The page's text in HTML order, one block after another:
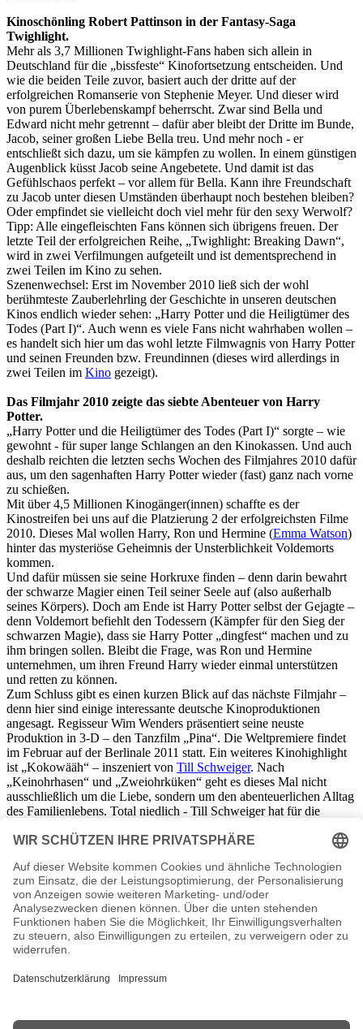
Kinoschönling Robert Pattinson in der Fantasy-Saga
Twighlight.
Mehr als 3,7 Millionen Twighlight-Fans haben sich allein in
Deutschland für die „bissfeste“ Kinofortsetzung entscheiden. Und
wie die beiden Teile zuvor, basiert auch der dritte auf der
erfolgreichen Romanserie von Stephenie Meyer. Und dieser wird
von purem Überlebenskampf beherrscht. Zwar sind Bella und
Edward nicht mehr getrennt – dafür aber bleibt der Dritte im Bunde,
Jacob, seiner großen Liebe Bella treu. Und mehr noch - er
entschließt sich dazu, um sie kämpfen zu wollen. In einem günstigen
Augenblick küsst Jacob seine Angebetete. Und damit ist das
Gefühlschaos perfekt – vor allem für Bella. Kann ihre Freundschaft
zu Jacob unter diesen Umständen überhaupt noch bestehen bleiben?
Oder empfindet sie vielleicht doch viel mehr für den sexy Werwolf?
Tipp: Alle eingefleischten Fans können sich übrigens freuen. Der
letzte Teil der erfolgreichen Reihe, „Twighlight: Breaking Dawn“,
wird in zwei Verfilmungen aufgeteilt und ist dementsprechend in
zwei Teilen im Kino zu sehen.
Szenenwechsel: Erst im November 2010 ließ sich der wohl
berühmteste Zauberlehrling der Geschichte in unseren deutschen
Kinos endlich wieder sehen: „Harry Potter und die Heiligtümer des
Todes (Part I)“. Auch wenn es viele Fans nicht wahrhaben wollen –
es handelt sich hier um das wohl letzte Filmwagnis von Harry Potter
und seinen Freunden bzw. Freundinnen (dieses wird allerdings in
zwei Teilen im Kino gezeigt).
Das Filmjahr 2010 zeigte das siebte Abenteuer von Harry
Potter.
„Harry Potter und die Heiligtümer des Todes (Part I)“ sorgte – wie
gewohnt - für super lange Schlangen an den Kinokassen. Und auch
deshalb reichten die letzten sechs Wochen des Filmjahres 2010 dafür
aus, um den sagenhaften Harry Potter wieder (fast) ganz nach vorne
zu schießen.
Mit über 4,5 Millionen Kinogänger(innen) schaffte es der
Kinostreifen bei uns auf die Platzierung 2 der erfolgreichsten Filme
2010. Dieses Mal wollen Harry, Ron und Hermine (Emma Watson)
hinter das mysteriöse Geheimnis der Unsterblichkeit Voldemorts
kommen.
Und dafür müssen sie seine Horkruxe finden – denn darin bewahrt
der schwarze Magier einen Teil seiner Seele auf (also außerhalb
seines Körpers). Doch am Ende ist Harry Potter selbst der Gejagte –
denn Voldemort befiehlt den Todessern (Kämpfer für den Sieg der
schwarzen Magie), dass sie Harry Potter „dingfest“ machen und zu
ihm bringen sollen. Bleibt die Frage, was Ron und Hermine
unternehmen, um ihren Freund Harry wieder einmal unterstützen
und retten zu können.
Zum Schluss gibt es einen kurzen Blick auf das nächste Filmjahr –
denn hier sind einige interessante deutsche Kinoproduktionen
angesagt. Regisseur Wim Wenders präsentiert seine neuste
Produktion in 3-D – den Tanzfilm „Pina“. Die Weltpremiere findet
im Februar auf der Berlinale 2011 statt. Ein weiteres Kinohighlight
ist „Kokowääh“ – inszeniert von Till Schweiger. Nach
„Keinohrhasen“ und „Zweiohrküken“ geht es dieses Mal nicht
ausschließlich um die Liebe, sondern um den abenteuerlichen Alltag
des Familienlebens. Total niedlich - Till Schweiger hat für die
Die erfolgreichsten Filme 2010
Film / Zuschauer
Harry Potter und die Heiligtümer des Todes / 5.670.068
Rapunzel – Neu verföhnt / 3.923.374
Eclipse – Bis(s) zum Abendrot / 3.710.149
Inception / 3.426.456
Sex and the City 2 / 2.569.498